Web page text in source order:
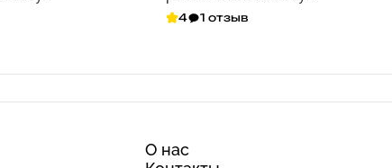
4 1 отзыв
О нас